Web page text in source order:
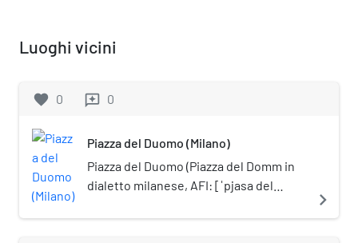
Luoghi vicini
favorite 0 reviews 0
Piazza del Duomo (Milano)
Piazza del Duomo (Piazza del Domm in
dialetto milanese, AFI: [ˈpjasa del
Dominata dal Duomo di Milano, da cui il
navigate_next